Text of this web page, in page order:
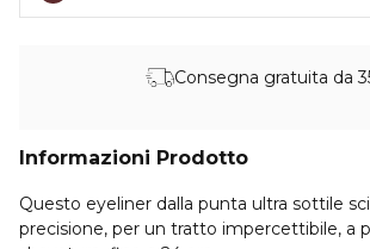
Consegna gratuita da
Informazioni Prodotto
Questo eyeliner dalla punta ultra sottile
precisione, per un tratto impercettibile, a